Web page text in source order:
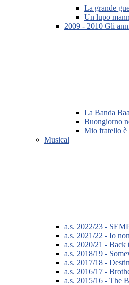
La grande
Un lupo
2009 - 2010 Gli
La Banda
Buongiorno
Mio fratello
Musical
a.s. 2022/23 -
a.s. 2021/22 - Io
a.s. 2020/21 - Back
a.s. 2018/19 -
a.s. 2017/18 -
a.s. 2016/17 -
a.s. 2015/16 - The